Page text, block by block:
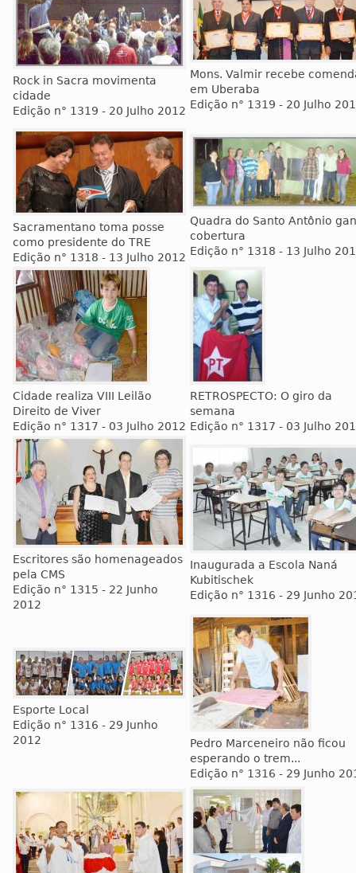
Rock in Sacra movimenta
cidade
Edição n° 1319 - 20 Julho 2012
Mons. Valmir recebe
em Uberaba
Edição n° 1319 - 20 Julho
Sacramentano toma posse
como presidente do TRE
Edição n° 1318 - 13 Julho 2012
Quadra do Santo Antônio
cobertura
Edição n° 1318 - 13 Julho
Cidade realiza VIII Leilão
Direito de Viver
Edição n° 1317 - 03 Julho 2012
RETROSPECTO: O giro da
semana
Edição n° 1317 - 03 Julho
Escritores são homenageados
pela CMS
Edição n° 1315 - 22 Junho
2012
Inaugurada a Escola Naná
Kubitischek
Edição n° 1316 - 29 Junho
Esporte Local
Edição n° 1316 - 29 Junho
2012
Pedro Marceneiro não ficou
esperando o trem...
Edição n° 1316 - 29 Junho